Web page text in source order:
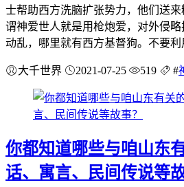
士帮助西方洗脑扩张势力，他们送
谓神爱世人就是用枪炮爱，对外侵
动乱，哪里就有西方基督狗。不要利
大千世界 2021-07-25 519 #
你都知道哪些与咱山东
话、寓言、民间传说等故